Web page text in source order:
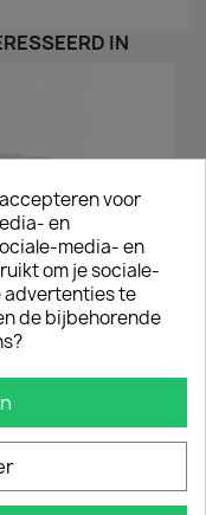
IN
Rechts 2014+ Wit
voor
en
media- en
om je sociale-
advertenties te
de bijbehorende